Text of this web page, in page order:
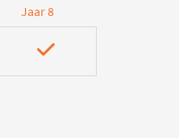
Jaar 8